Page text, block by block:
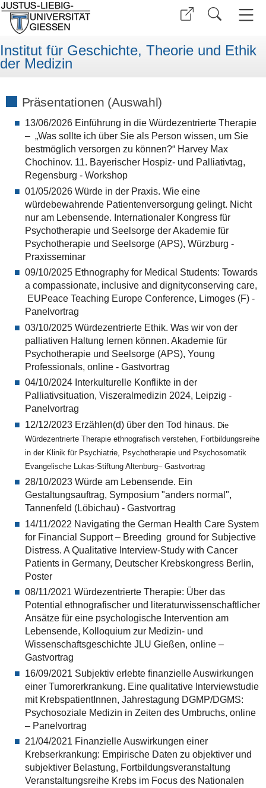
Institut für Geschichte, Theorie und Ethik
der Medizin
Präsentationen (Auswahl)
13/06/2026 Einführung in die Würdezentrierte Therapie
– „Was sollte ich über Sie als Person wissen, um Sie
bestmöglich versorgen zu können?“ Harvey Max
Chochinov. 11. Bayerischer Hospiz- und Palliativtag,
Regensburg - Workshop
01/05/2026 Würde in der Praxis. Wie eine
würdebewahrende Patientenversorgung gelingt. Nicht
nur am Lebensende. Internationaler Kongress für
Psychotherapie und Seelsorge der Akademie für
Psychotherapie und Seelsorge (APS), Würzburg -
Praxisseminar
09/10/2025 Ethnography for Medical Students: Towards
a compassionate, inclusive and dignityconserving care,
EUPeace Teaching Europe Conference, Limoges (F) -
Panelvortrag
03/10/2025 Würdezentrierte Ethik. Was wir von der
palliativen Haltung lernen können. Akademie für
Psychotherapie und Seelsorge (APS), Young
Professionals, online - Gastvortrag
04/10/2024 Interkulturelle Konflikte in der
Palliativsituation, Viszeralmedizin 2024, Leipzig -
Panelvortrag
12/12/2023 Erzählen(d) über den Tod hinaus. Die
Würdezentrierte Therapie ethnografisch verstehen, Fortbildungsreihe
in der Kl inik für Psychiatrie, Psychotherapie und Psychosomatik
Evangelische Lukas-Stiftung Altenburg– Gastvortrag
28/10/2023 Würde am Lebensende. Ein
Gestaltungsauftrag, Symposium "anders normal",
Tannenfeld (Löbichau) - Gastvortrag
14/11/2022 Navigating the German Health Care System
for Financial Support – Breeding ground for Subjective
Distress. A Qualitative Interview-Study with Cancer
Patients in Germany, Deutscher Krebskongress Berlin,
Poster
08/11/2021 Würdezentrierte Therapie: Über das
Potential ethnografischer und literaturwissenschaftlicher
Ansätze für eine psychologische Intervention am
Lebensende, Kolloquium zur Medizin- und
Wissenschaftsgeschichte JLU Gießen, online –
Gastvortrag
16/09/2021 Subjektiv erlebte finanzielle Auswirkungen
einer Tumorerkrankung. Eine qualitative Interviewstudie
mit KrebspatientInnen, Jahrestagung DGMP/DGMS:
Psychosoziale Medizin in Zeiten des Umbruchs, online
– Panelvortrag
21/04/2021 Finanzielle Auswirkungen einer
Krebserkrankung: Empirische Daten zu objektiver und
subjektiver Belastung, Fortbildungsveranstaltung
Veranstaltungsreihe Krebs im Focus des Nationalen